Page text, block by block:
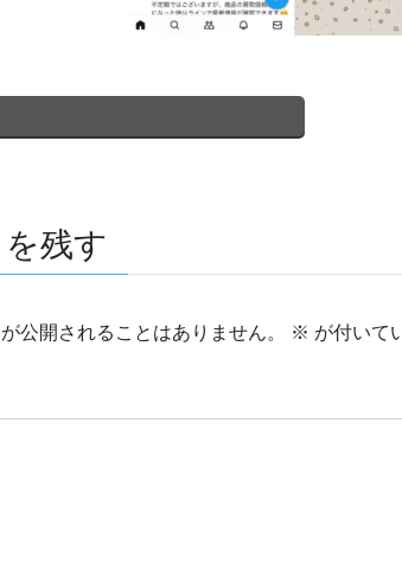
残す
公開されることはありません。 ※ が付いて